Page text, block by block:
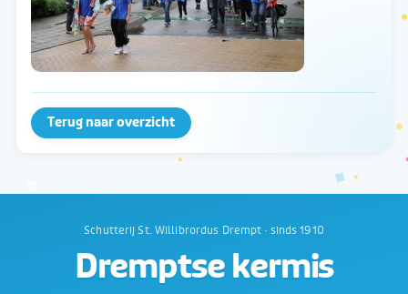
Terug naar overzicht
Schutterij St. Willibrordus Drempt · sinds 1910
Dremptse kermis